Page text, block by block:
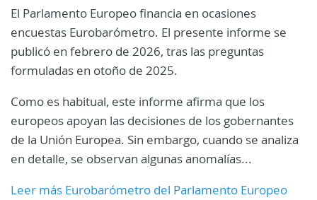
El Parlamento Europeo financia en ocasiones
encuestas Eurobarómetro. El presente informe se
publicó en febrero de 2026, tras las preguntas
formuladas en otoño de 2025.
Como es habitual, este informe afirma que los
europeos apoyan las decisiones de los gobernantes
de la Unión Europea. Sin embargo, cuando se analiza
en detalle, se observan algunas anomalías...
Leer más Eurobarómetro del Parlamento Europeo